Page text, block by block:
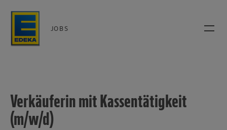
JOBS
Verkäuferin mit Kassentätigkeit
(m/w/d)